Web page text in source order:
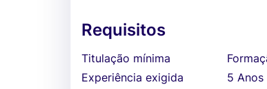
Requisitos
Titulação mínima
Experiência exigida
5 Anos